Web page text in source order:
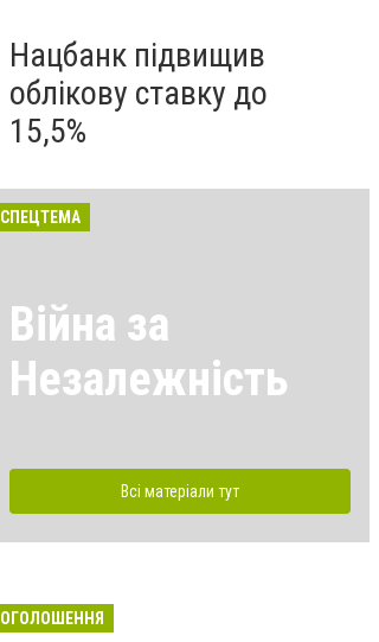
Нацбанк підвищив
облікову ставку до
15,5%
СПЕЦТЕМА
Війна за
Незалежність
Всі матеріали тут
ОГОЛОШЕННЯ